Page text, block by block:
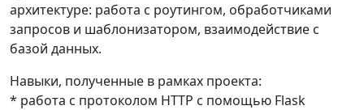
архитектуре: работа с роутингом, обработчиками
запросов и шаблонизатором, взаимодействие с
базой данных.
Навыки, полученные в рамках проекта:
* работа с протоколом HTTP с помощью Flask